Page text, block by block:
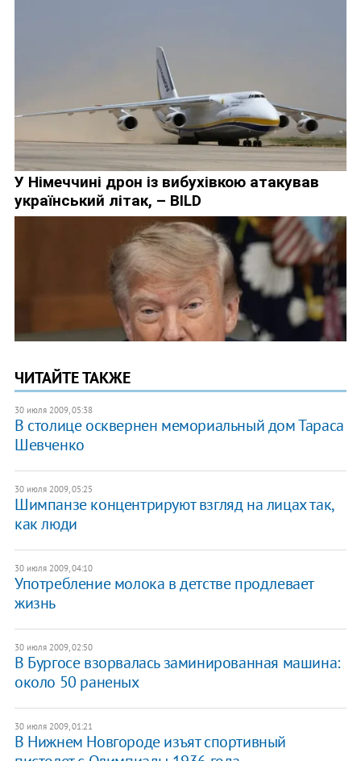
ЧИТАЙТЕ ТАКЖЕ
30 июля 2009, 05:38
В столице осквернен мемориальный дом Тараса
Шевченко
30 июля 2009, 05:25
Шимпанзе концентрируют взгляд на лицах так,
как люди
30 июля 2009, 04:10
Употребление молока в детстве продлевает
жизнь
30 июля 2009, 02:50
В Бургосе взорвалась заминированная машина:
около 50 раненых
30 июля 2009, 01:21
В Нижнем Новгороде изъят спортивный